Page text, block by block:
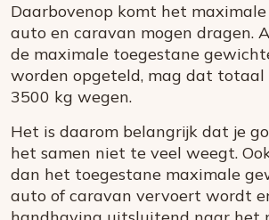
Daarbovenop komt het
auto en caravan mogen dragen.
de maximale toegestane
worden opgeteld, mag dat totaal
3500 kg wegen.
Het is daarom belangrijk dat je
het samen niet te veel weegt.
dan het toegestane maximale
auto of caravan vervoert wordt